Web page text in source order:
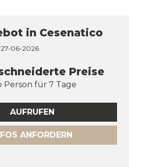
in Cesenatico
06-2026
Preise
Person für 7 Tage
AUFRUFEN
ANFORDERN